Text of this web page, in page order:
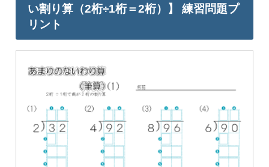
い割り算（2桁÷1桁＝2桁）】 練習問題プ
リント